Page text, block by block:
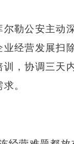
勒公安主动
经营发展扫
，协调三天
。